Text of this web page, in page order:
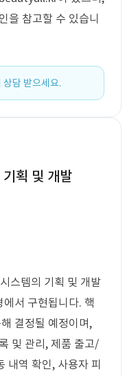
을 참고할 수 있습니
상담 받으세요.
획 및 개발
스템의 기획 및 개발
서 구현됩니다. 핵
결정될 예정이며,
및 관리, 제품 출고/
내역 확인, 사용자 피